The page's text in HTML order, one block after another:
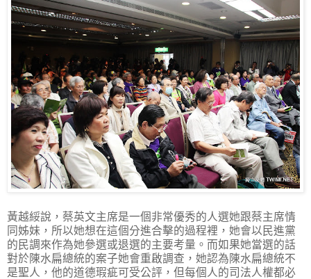
黃越綏說，蔡英文主席是一個非常優秀的人選她跟蔡主席情
同姊妹，所以她想在這個分進合擊的過程裡，她會以民進黨
的民調來作為她參選或退選的主要考量。而如果她當選的話
對於陳水扁總統的案子她會重啟調查，她認為陳水扁總統不
是聖人，他的道德瑕疵可受公評，但每個人的司法人權都必